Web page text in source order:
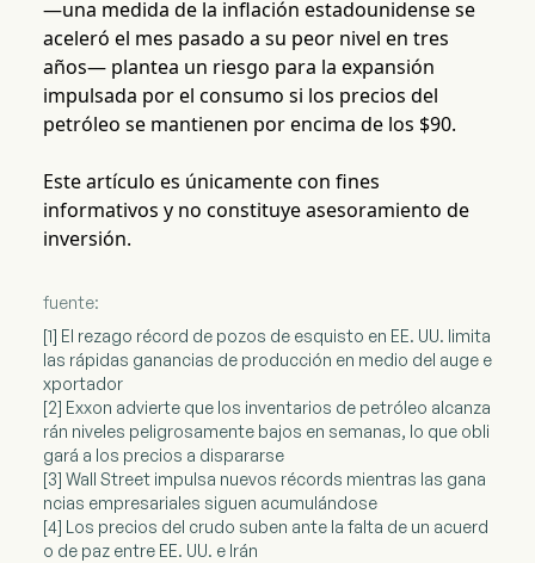
—una medida de la inflación estadounidense se
aceleró el mes pasado a su peor nivel en tres
años— plantea un riesgo para la expansión
impulsada por el consumo si los precios del
petróleo se mantienen por encima de los $90.
Este artículo es únicamente con fines
informativos y no constituye asesoramiento de
inversión.
fuente:
[1] El rezago récord de pozos de esquisto en EE. UU. limita
las rápidas ganancias de producción en medio del auge e
xportador
[2] Exxon advierte que los inventarios de petróleo alcanza
rán niveles peligrosamente bajos en semanas, lo que obli
gará a los precios a dispararse
[3] Wall Street impulsa nuevos récords mientras las gana
ncias empresariales siguen acumulándose
[4] Los precios del crudo suben ante la falta de un acuerd
o de paz entre EE. UU. e Irán